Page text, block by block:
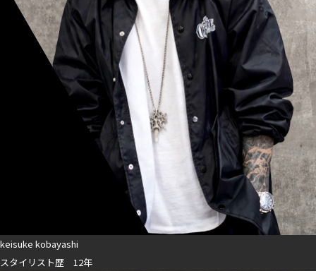
keisuke kobayashi
スタイリスト歴 12年